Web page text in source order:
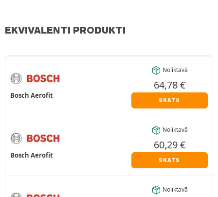
EKVIVALENTI PRODUKTI
Bosch Aerofit
Noliktavā
64,78€
SKATS
Bosch Aerofit
Noliktavā
60,29€
SKATS
Noliktavā